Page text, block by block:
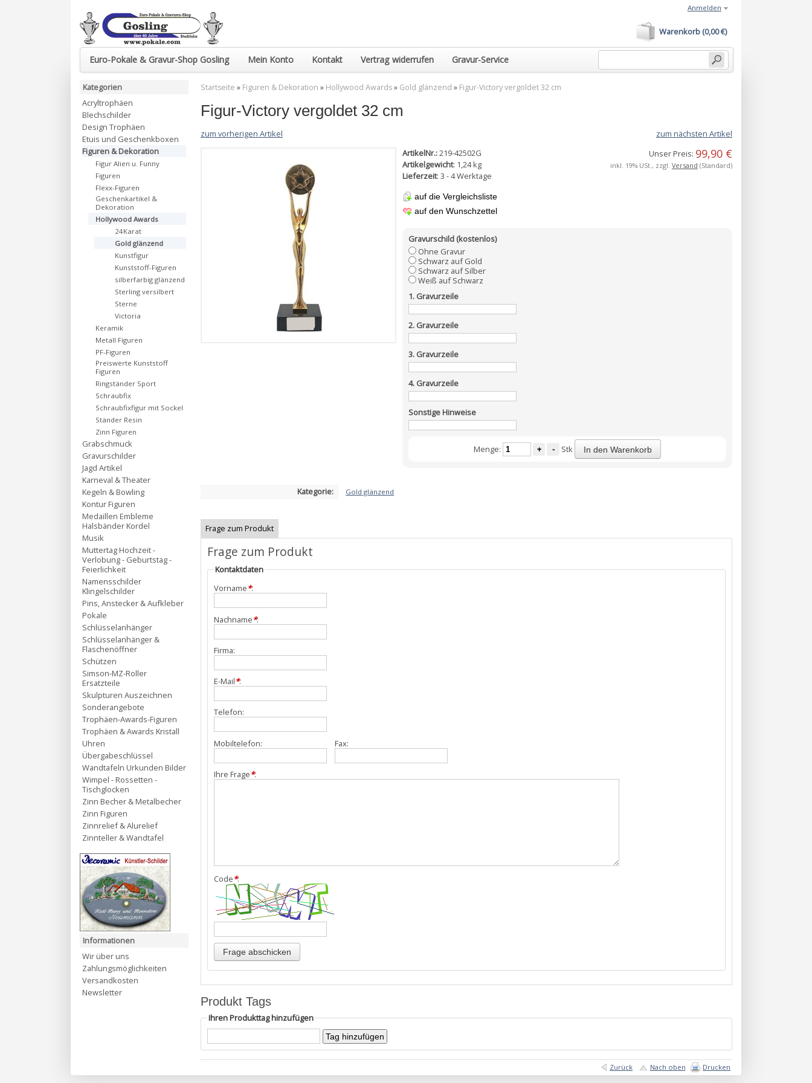
Euro-Pokale & Gravur-Shop Gosling Mein Konto Kontakt Vertrag widerrufen Gravur-Service
Warenkorb (0,00 €)
Anmelden
Startseite » Figuren & Dekoration » Hollywood Awards» Gold glänzend » Figur-Victory vergoldet 32 cm
Figur-Victory vergoldet 32 cm
zum vorherigen Artikel
zum nächsten Artikel
ArtikelNr.:219-42502G
Artikelgewicht: 1,24kg
Lieferzeit: 3 - 4 Werktage
auf die Vergleichsliste
auf den Wunschzettel
Unser Preis: 99,90 €
inkl. 19% USt., zzgl. Versand (Standard)
Gravurschild (kostenlos)
Ohne Gravur
Schwarz auf Gold
Schwarz auf Silber
Weiß auf Schwarz
1. Gravurzeile
2. Gravurzeile
3. Gravurzeile
4. Gravurzeile
Sonstige Hinweise
Menge: + - Stk In den Warenkorb
Kategorie: Gold glänzend
Frage zum Produkt
Frage zum Produkt
Kontaktdaten
Vorname*:
Nachname*:
Firma:
E-Mail*:
Telefon:
Mobiltelefon: Fax:
Ihre Frage*:
Code*:
Produkt Tags
Ihren Produkttag hinzufügen
Zurück Nach oben Drucken
Kategorien
Acryltrophäen
Blechschilder
Design Trophäen
Etuis und Geschenkboxen
Figuren & Dekoration
Figur Alien u. Funny
Figuren
Flexx-Figuren
Geschenkartikel &
Dekoration
Hollywood Awards
24Karat
Gold glänzend
Kunstfigur
Kunststoff-Figuren
silberfarbig glänzend
Sterling versilbert
Sterne
Victoria
Keramik
Metall Figuren
PF-Figuren
Preiswerte Kunststoff
Figuren
Ringständer Sport
Schraubfix
Schraubfixfigur mit Sockel
Ständer Resin
Zinn Figuren
Grabschmuck
Gravurschilder
Jagd Artikel
Karneval & Theater
Kegeln & Bowling
Kontur Figuren
Medaillen Embleme
Halsbänder Kordel
Musik
Muttertag Hochzeit -
Verlobung - Geburtstag -
Feierlichkeit
Namensschilder
Klingelschilder
Pins, Anstecker & Aufkleber
Pokale
Schlüsselanhänger
Schlüsselanhänger &
Flaschenöffner
Schützen
Simson-MZ-Roller
Ersatzteile
Skulpturen Auszeichnen
Sonderangebote
Trophäen-Awards-Figuren
Trophäen & Awards Kristall
Uhren
Übergabeschlüssel
Wandtafeln Urkunden Bilder
Wimpel - Rossetten -
Tischglocken
Zinn Becher & Metalbecher
Zinn Figuren
Zinnrelief & Alurelief
Zinnteller & Wandtafel
Informationen
Wir über uns
Zahlungsmöglichkeiten
Versandkosten
Newsletter